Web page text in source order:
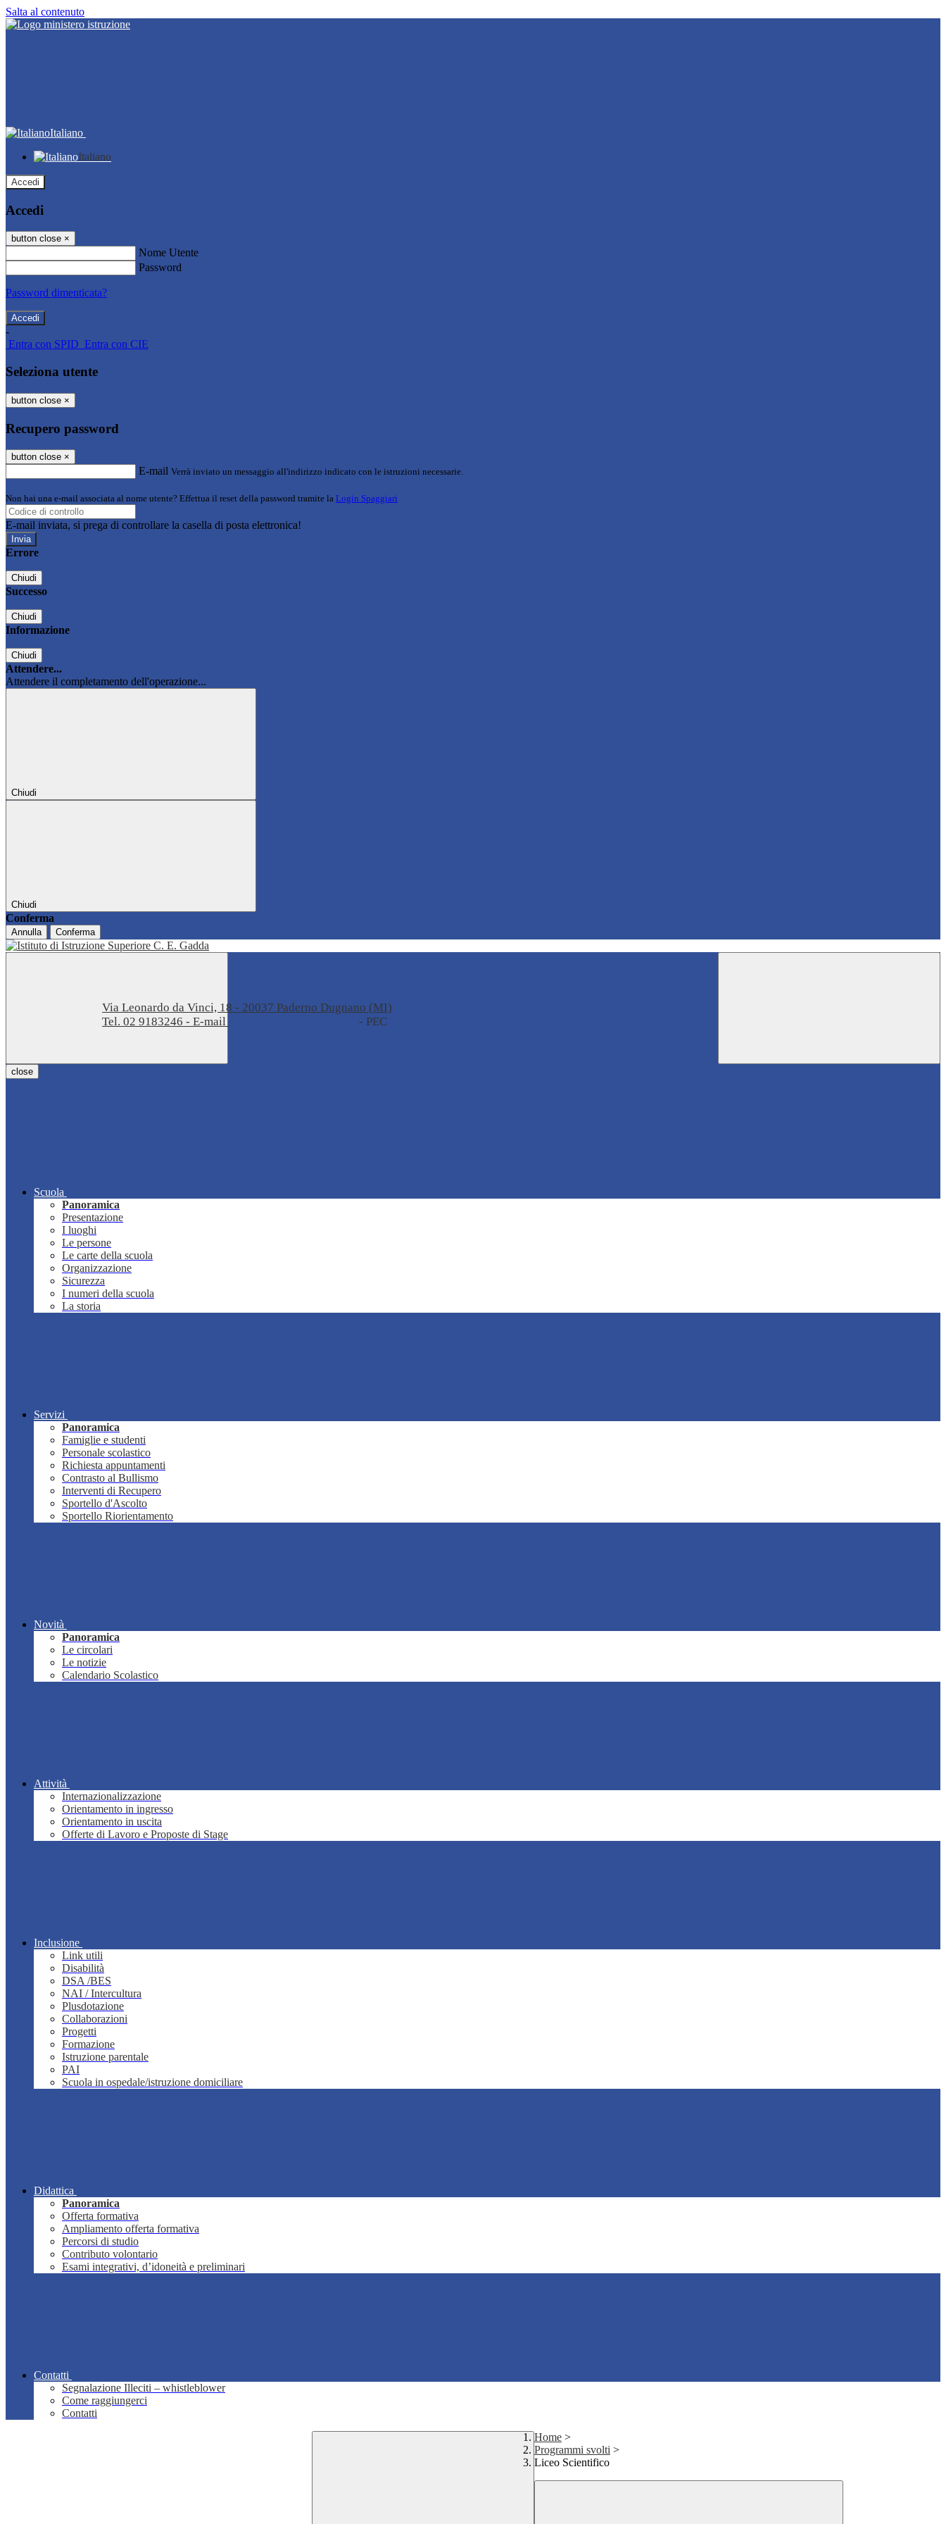
Salta al contenuto
Italiano
Italiano
Accedi
Accedi
button close ×
Nome Utente
Password
Password dimenticata?
-
Entra con SPID Entra con CIE
Seleziona utente
button close ×
Recupero password
button close ×
E-mail Verrà inviato un messaggio all'indirizzo indicato con le istruzioni necessarie.
Non hai una e-mail associata al nome utente? Effettua il reset della password tramite la Login Spaggiari
E-mail inviata, si prega di controllare la casella di posta elettronica!
Errore
Chiudi
Successo
Chiudi
Informazione
Chiudi
Attendere...
Attendere il completamento dell'operazione...
Chiudi
Chiudi
Conferma
Annulla Conferma
Via Leonardo da Vinci, 18 - 20037 Paderno Dugnano (MI)
Tel. 02 9183246 - E-mail
- PEC
close
Scuola
Panoramica
Presentazione
I luoghi
Le persone
Le carte della scuola
Organizzazione
Sicurezza
I numeri della scuola
La storia
Servizi
Panoramica
Famiglie e studenti
Personale scolastico
Richiesta appuntamenti
Contrasto al Bullismo
Interventi di Recupero
Sportello d'Ascolto
Sportello Riorientamento
Novità
Panoramica
Le circolari
Le notizie
Calendario Scolastico
Attività
Internazionalizzazione
Orientamento in ingresso
Orientamento in uscita
Offerte di Lavoro e Proposte di Stage
Inclusione
Link utili
Disabilità
DSA /BES
NAI / Intercultura
Plusdotazione
Collaborazioni
Progetti
Formazione
Istruzione parentale
PAI
Scuola in ospedale/istruzione domiciliare
Didattica
Panoramica
Offerta formativa
Ampliamento offerta formativa
Percorsi di studio
Contributo volontario
Esami integrativi, d’idoneità e preliminari
Contatti
Segnalazione Illeciti – whistleblower
Come raggiungerci
Contatti
Home >
Programmi svolti >
Liceo Scientifico